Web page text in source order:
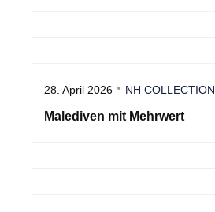
28. April 2026 NH COLLECTION
Malediven mit Mehrwert